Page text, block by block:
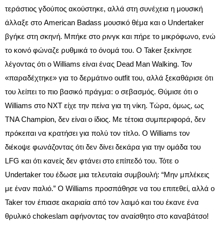
τεράστιος γδούπος ακούστηκε, αλλά στη συνέχεια η μουσική
άλλαξε στο American Badass μουσικό θέμα και ο Undertaker
βγήκε στη σκηνή. Μπήκε στο ρινγκ και πήρε το μικρόφωνο, ενώ
το κοινό φώναζε ρυθμικά το όνομά του. Ο Taker ξεκίνησε
λέγοντας ότι ο Williams είναι ένας Dead Man Walking. Τον
«παραδέχτηκε» για το δερμάτινο outfit του, αλλά ξεκαθάρισε ότι
του λείπει το πιο βασικό πράγμα: ο σεβασμός. Θύμισε ότι ο
Williams στο NXT είχε την πείνα για τη νίκη. Τώρα, όμως, ως
TNA Champion, δεν είναι ο ίδιος. Με τέτοια συμπεριφορά, δεν
πρόκειται να κρατήσει για πολύ τον τίτλο. Ο Williams τον
διέκοψε φωνάζοντας ότι δεν δίνει δεκάρα για την ομάδα του
LFG και ότι κανείς δεν φτάνει στο επίπεδό του. Τότε ο
Undertaker του έδωσε μια τελευταία συμβουλή: “Μην μπλέκεις
με έναν παλιό.” O Williams προσπάθησε να του επιτεθεί, αλλά ο
Taker τον έπιασε ακαριαία από τον λαιμό και του έκανε ένα
θρυλικό chokeslam αφήνοντας τον αναίσθητο στο καναβάτσο!